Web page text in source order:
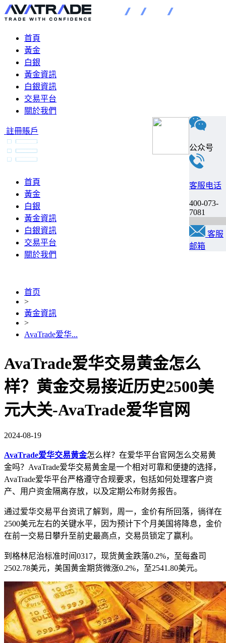
首頁
黃金
白銀
黃金資訊
白銀資訊
交易平台
關於我們
註冊賬戶
首頁
黃金
白銀
黃金資訊
白銀資訊
交易平台
關於我們
首页
>
黃金資訊
>
AvaTrade爱华...
AvaTrade爱华交易黄金怎么
样？黄金交易接近历史2500美
元大关-AvaTrade爱华官网
2024-08-19
AvaTrade爱华交易黄金怎么样？在爱华平台官网怎么交易黄
金吗？AvaTrade爱华交易黄金是一个相对可靠和便捷的选择，
AvaTrade爱华平台严格遵守合规要求，包括如何处理客户资
产、用户资金隔离存放，以及定期公布财务报告。
通过爱华交易平台资讯了解到，周一，金价有所回落，徜徉在
2500美元左右的关键水平，因为预计下个月美国将降息，金价
在前一交易日攀升至前史最高点，交易员锁定了赢利。
到格林尼治标准时间0317，现货黄金跌落0.2%，至每盎司
2502.78美元，美国黄金期货微涨0.2%，至2541.80美元。
公众号
客服电话
400-073-
7081
客服
邮箱